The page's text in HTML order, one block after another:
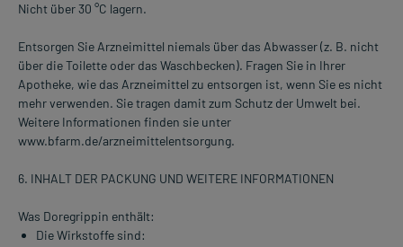
Nicht über 30 °C lagern.
Entsorgen Sie Arzneimittel niemals über das Abwasser (z. B. nicht
über die Toilette oder das Waschbecken). Fragen Sie in Ihrer
Apotheke, wie das Arzneimittel zu entsorgen ist, wenn Sie es nicht
mehr verwenden. Sie tragen damit zum Schutz der Umwelt bei.
Weitere Informationen finden sie unter
www.bfarm.de/arzneimittelentsorgung.
6. INHALT DER PACKUNG UND WEITERE INFORMATIONEN
Was Doregrippin enthält:
Die Wirkstoffe sind: